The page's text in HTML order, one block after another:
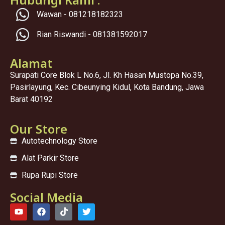
Wawan - 081218182323
Rian Riswandi - 081381592017
Alamat
Surapati Core Blok L No.6, Jl. Kh Hasan Mustopa No.39,
Pasirlayung, Kec. Cibeunying Kidul, Kota Bandung, Jawa
Barat 40192
Our Store
Autotechnology Store
Alat Parkir Store
Rupa Rupi Store
Social Media